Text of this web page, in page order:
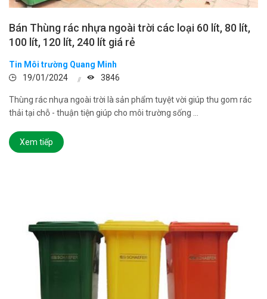
Bán Thùng rác nhựa ngoài trời các loại 60 lít, 80 lít,
100 lít, 120 lít, 240 lít giá rẻ
Tin Môi trường Quang Minh
19/01/2024
3846
Thùng rác nhựa ngoài trời là sản phẩm tuyệt vời giúp thu gom rác
thải tại chỗ - thuận tiện giúp cho môi trường sống ...
Xem tiếp